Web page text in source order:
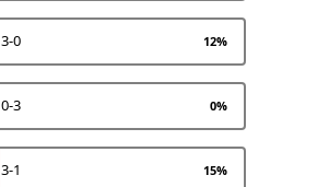
3-0 12%
0-3 0%
3-1 15%